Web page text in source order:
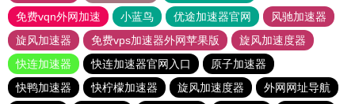
免费vqn外网加速
小蓝鸟 优途加速器官网
风驰加速器
旋风加速器
免费vps加速器外网苹果版
旋风加速度器
快连加速器
快连加速器官网入口
原子加速器
快鸭加速器
快柠檬加速器 旋风加速度器
外网网址导航